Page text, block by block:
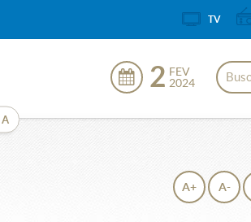
2 FEV
2024
A+ A-
TV